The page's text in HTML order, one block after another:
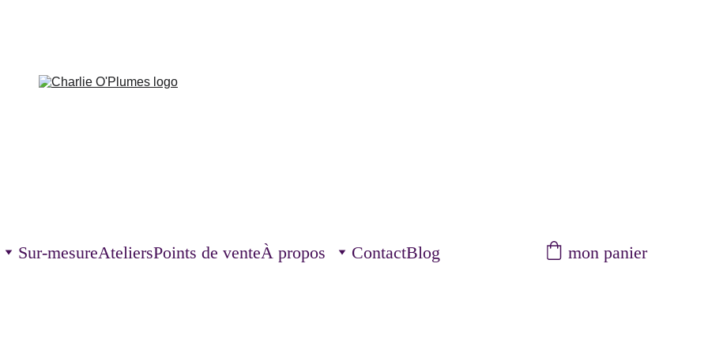
Sur-mesureAteliersPoints de venteÀ propos ContactBlog mon panier